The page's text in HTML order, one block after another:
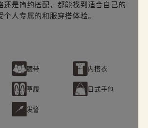
还是简约搭配，都能找到适合自己的
个人专属的和服穿搭体验。
腰带 内搭衣
草履 日式手包
发簪